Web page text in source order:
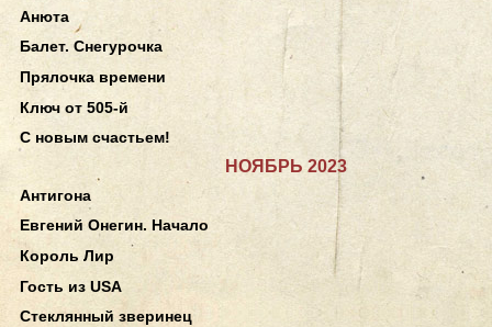
Анюта
Балет. Снегурочка
Прялочка времени
Ключ от 505-й
С новым счастьем!
НОЯБРЬ 2023
Антигона
Евгений Онегин. Начало
Король Лир
Гость из USA
Стеклянный зверинец